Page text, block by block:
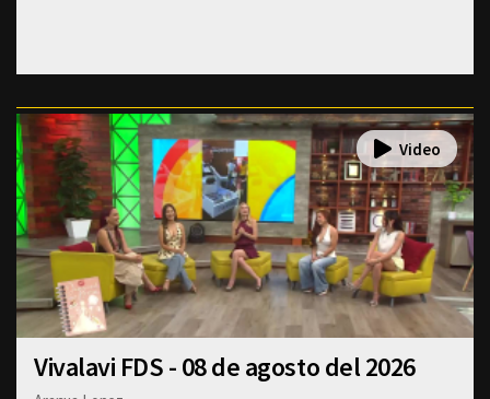
Vivalavi FDS - 08 de agosto del 2026